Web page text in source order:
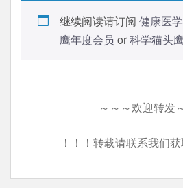
继续阅读请订阅 健康医
鹰年度会员 or科学猫头
～～～欢迎转发
！！！转载请联系我们